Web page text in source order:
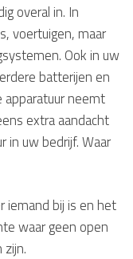
overal in. In
voertuigen, maar
Ook in uw
batterijen en
apparatuur neemt
extra aandacht
in uw bedrijf. Waar
iemand bij is en het
waar geen open